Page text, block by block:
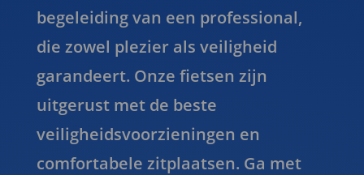
begeleiding van een professional,
die zowel plezier als veiligheid
garandeert. Onze fietsen zijn
uitgerust met de beste
veiligheidsvoorzieningen en
comfortabele zitplaatsen. Ga met